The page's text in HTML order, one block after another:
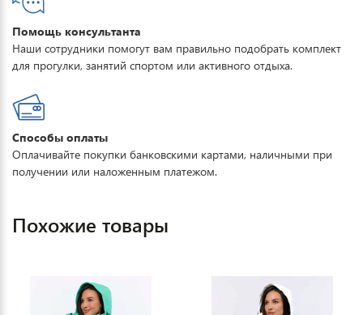
Помощь консультанта
Наши сотрудники помогут вам правильно подобрать комплект
для прогулки, занятий спортом или активного отдыха.
Способы оплаты
Оплачивайте покупки банковскими картами, наличными при
получении или наложенным платежом.
Похожие товары